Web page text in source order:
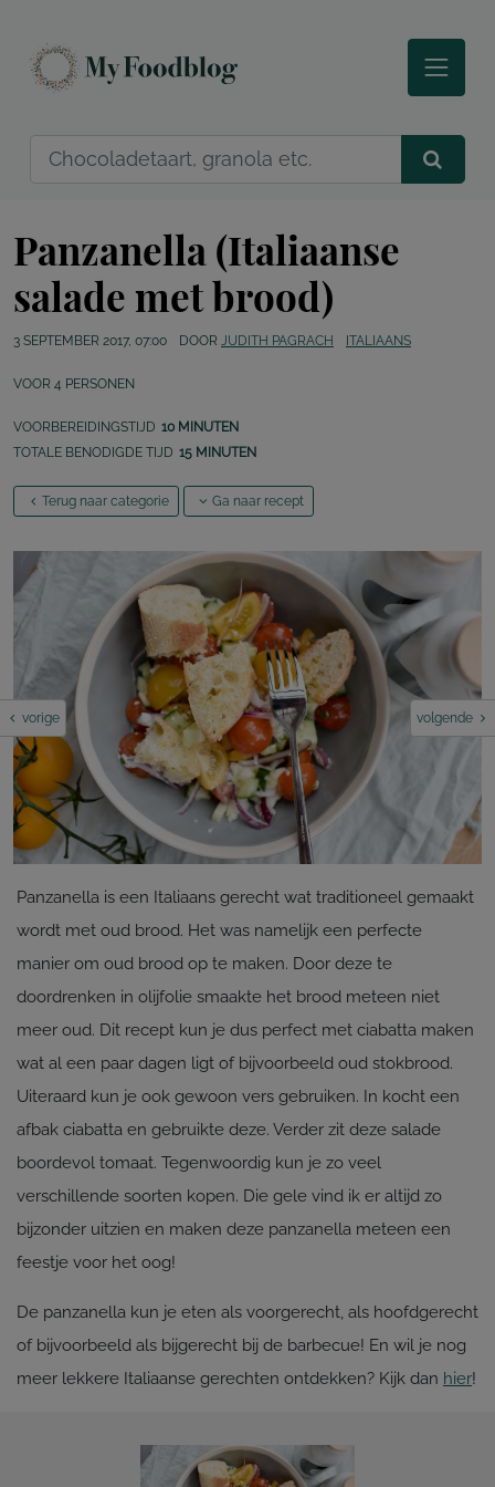
Panzanella (Italiaanse
salade met brood)
3 SEPTEMBER 2017, 07:00 DOOR JUDITH PAGRACH ITALIAANS
VOOR 4 PERSONEN
VOORBEREIDINGSTIJD 10 MINUTEN
TOTALE BENODIGDE TIJD 15 MINUTEN
Terug naar categorie Ga naar recept
vorige volgende
Panzanella is een Italiaans gerecht wat traditioneel gemaakt
wordt met oud brood. Het was namelijk een perfecte
manier om oud brood op te maken. Door deze te
doordrenken in olijfolie smaakte het brood meteen niet
meer oud. Dit recept kun je dus perfect met ciabatta maken
wat al een paar dagen ligt of bijvoorbeeld oud stokbrood.
Uiteraard kun je ook gewoon vers gebruiken. In kocht een
afbak ciabatta en gebruikte deze. Verder zit deze salade
boordevol tomaat. Tegenwoordig kun je zo veel
verschillende soorten kopen. Die gele vind ik er altijd zo
bijzonder uitzien en maken deze panzanella meteen een
feestje voor het oog!
De panzanella kun je eten als voorgerecht, als hoofdgerecht
of bijvoorbeeld als bijgerecht bij de barbecue! En wil je nog
meer lekkere Italiaanse gerechten ontdekken? Kijk dan hier!